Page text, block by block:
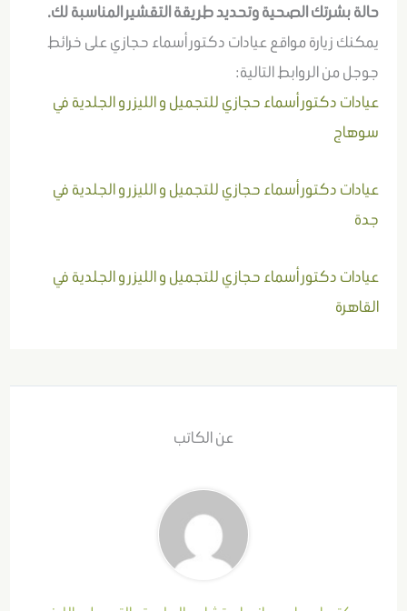
حالة بشرتك الصحية وتحديد طريقة التقشير المناسبة لك.
يمكنك زيارة مواقع عيادات دكتور أسماء حجازي على خرائط
جوجل من الروابط التالية:
عيادات دكتور أسماء حجازي للتجميل و الليزر و الجلدية في
سوهاج
عيادات دكتور أسماء حجازي للتجميل و الليزر و الجلدية في
جدة
عيادات دكتور أسماء حجازي للتجميل و الليزر و الجلدية في
القاهرة
عن الكاتب